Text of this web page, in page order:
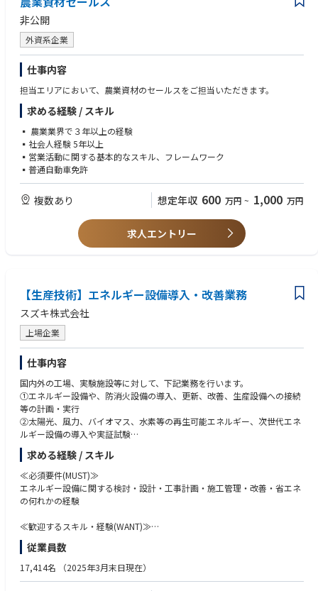
■成長産業での経験
・航空宇宙・防衛分野は政府主導で急成長している産業であり、今後数十
年にわたって継続する大規模プロジェクトに関わることで、長期的なキャ
リア形成が可能です。
【年収モデル】
・30歳（設計経験8年/航空宇宙防衛プロジェクト歴1年）役職：チームリ
ーダー 年収：719万
・45歳（設計経験22年/航空宇宙防衛プロジェクト歴1年）役職：グループ
• 労使協議、安全衛生委員会、労働基準監督署等への対応支援
• 工場の安定操業に向けた労務リスクの把握と未然防止
◆福利厚生・健康管理
• 社員食堂、社内ジム等の福利厚生制度の運営管理
• 産業医・保健師と連携した健康管理、健康経営施策の推進
• 従業員が安心して働ける職場環境づくり
非公開
外資系企業
仕事内容
担当エリアにおいて、農業資材のセールスをご担当いただきます。
求める経験 / スキル
▪ 農業業界で３年以上の経験
▪社会人経験 5年以上
▪営業活動に関する基本的なスキル、フレームワーク
▪普通自動車免許
複数あり 想定年収 600 万円 ~ 1,000 万円
求人エントリー
【生産技術】エネルギー設備導入・改善業務
スズキ株式会社
上場企業
仕事内容
国内外の工場、実験施設等に対して、下記業務を行います。
①エネルギー設備や、防消火設備の導入、更新、改善、生産設備への接続
等の計画・実行
②太陽光、風力、バイオマス、水素等の再生可能エネルギー、次世代エネ
ルギー設備の導入や実証試験
≪具体的には≫
国内（主に静岡県）、国外（主にインド）の工場、実験施設等に対する、
下記設備の導入や老朽更新、改善の検討、仕様決定、手配、工事計画、施
工管理
①エネルギー設備（受変電、ガス、水、圧縮エア等）や、防消火設備（火
②太陽光、風力、バイオマス等の再生可能エネルギー設備、水素等の次世
代エネルギー設備
求める経験 / スキル
≪必須要件(MUST)≫
エネルギー設備に関する検討・設計・工事計画・施工管理・改善・省エネ
の何れかの経験
≪歓迎するスキル・経験(WANT)≫
関連資格として
電気主任技術者、電気工事士、高圧ガス関係資格、エネルギー管理士、消
防設備士、管工事施工管理技士等
従業員数
17,414名 （2025年3月末日現在）